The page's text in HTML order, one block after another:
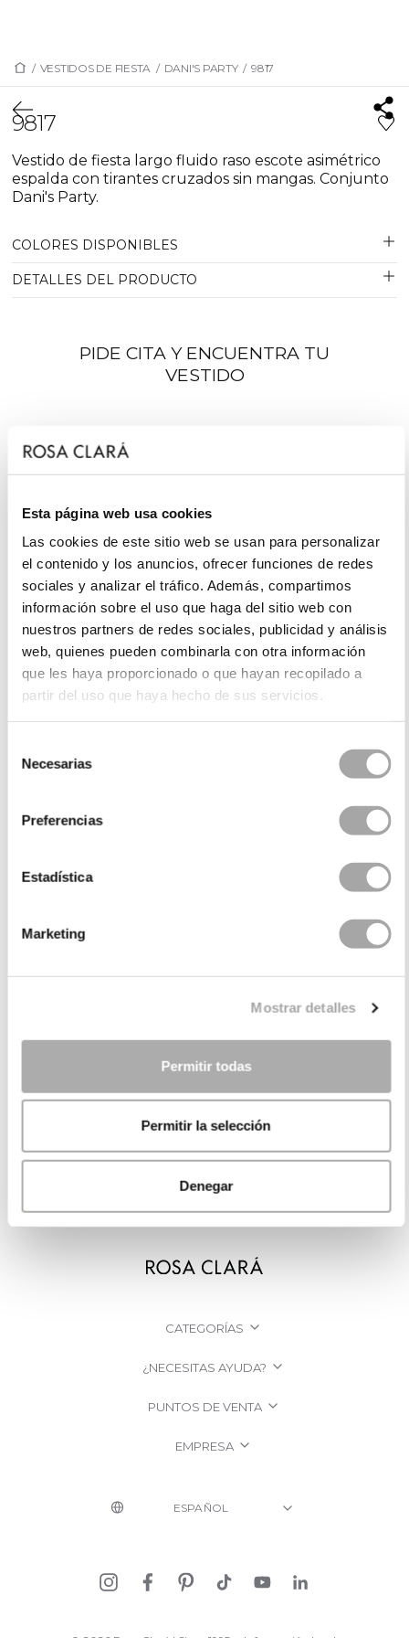
Esta página web usa cookies
Las cookies de este sitio web se usan para personalizar
el contenido y los anuncios, ofrecer funciones de redes
sociales y analizar el tráfico. Además, compartimos
información sobre el uso que haga del sitio web con
nuestros partners de redes sociales, publicidad y análisis
web, quienes pueden combinarla con otra información
que les haya proporcionado o que hayan recopilado a
partir del uso que haya hecho de sus servicios.
Necesarias
Preferencias
Estadística
Marketing
Mostrar detalles
Permitir todas
Permitir la selección
Denegar
/ VESTIDOS DE FIESTA / DANI'S PARTY / 9817
9817
Vestido de fiesta largo fluido raso escote asimétrico
espalda con tirantes cruzados sin mangas. Conjunto
Dani's Party.
COLORES DISPONIBLES
DETALLES DEL PRODUCTO
PIDE CITA Y ENCUENTRA TU
VESTIDO
CATEGORÍAS
¿NECESITAS AYUDA?
PUNTOS DE VENTA
EMPRESA